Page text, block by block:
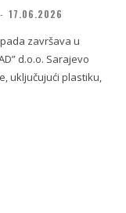
- 17.06.2026
završava u
d.o.o. Sarajevo
uključujući plastiku,